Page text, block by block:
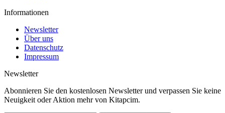
Informationen
Newsletter
Über uns
Datenschutz
Impressum
Newsletter
Abonnieren Sie den kostenlosen Newsletter und verpassen Sie keine
Neuigkeit oder Aktion mehr von Kitapcim.